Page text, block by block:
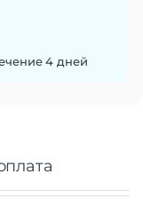
NVIDIA Custom Tegra X1
4 дней